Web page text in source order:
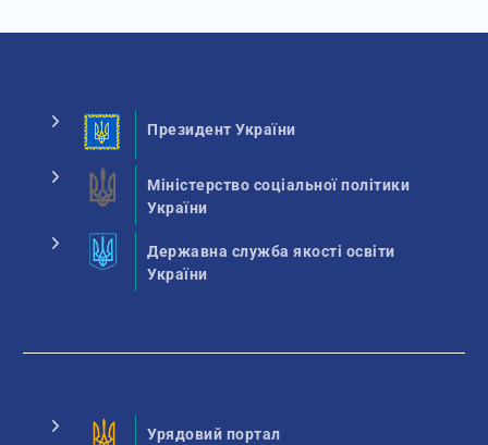
Президент України
Міністерство соціальної політики
України
Державна служба якості освіти
України
Урядовий портал